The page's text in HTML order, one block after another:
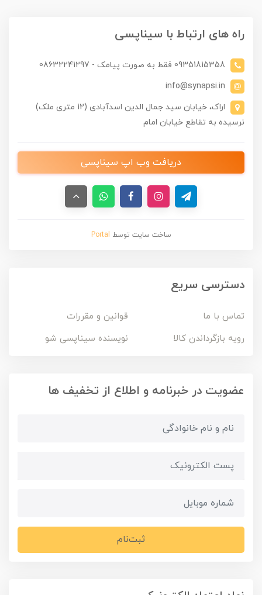
راه های ارتباط با سیناپسی
09351815358 فقط به صورت پیامک - 08632241297
info@synapsi.in
اراک، خیابان سید جمال الدین اسدآبادی (12 متری ملک)
نرسیده به تقاطع خیابان امام
دریافت وب اپ سیناپسی
ساخت سایت توسط Portal
دسترسی سریع
تماس با ما
قوانین و مقررات
رویه بازگرداندن کالا
نویسنده سیناپسی شو
عضویت در خبرنامه و اطلاع از تخفیف ها
ثبت‌نام